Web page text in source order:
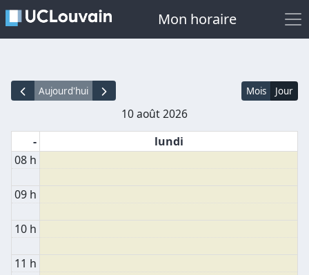
Mon horaire
Aujourd'hui
10 août 2026
Mois Jour
-
lundi
08 h
09 h
10 h
11 h